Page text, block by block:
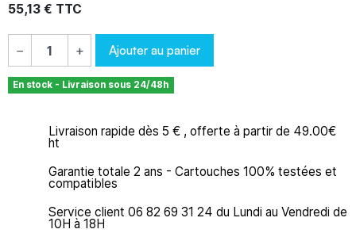
55,13 € TTC
− + Ajouter au panier
En stock - Livraison sous 24/48h
Livraison rapide dès 5 € , offerte à partir de 49.00€
ht
Garantie totale 2 ans - Cartouches 100% testées et
compatibles
Service client 06 82 69 31 24 du Lundi au Vendredi de
10H à 18H